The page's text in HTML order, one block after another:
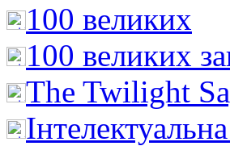
100 великих
100 великих
The Twilight